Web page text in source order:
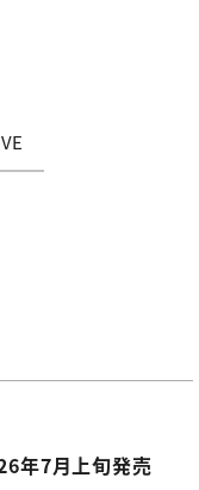
年7月上旬発売